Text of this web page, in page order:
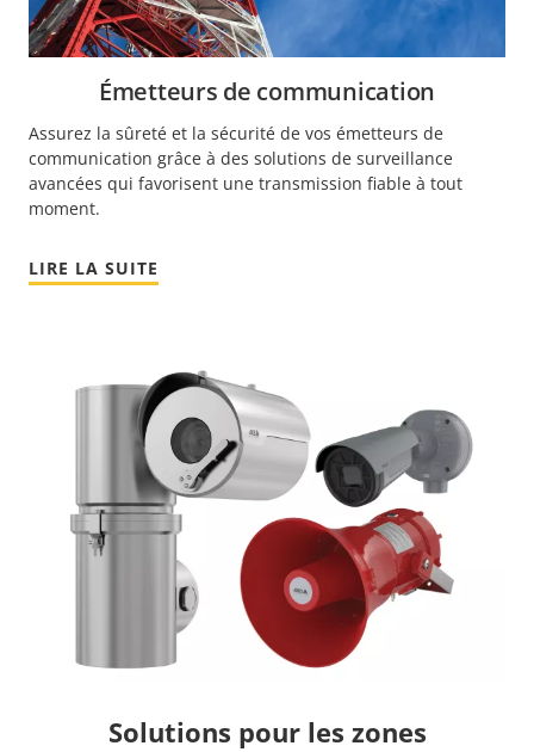
Émetteurs de communication
Assurez la sûreté et la sécurité de vos émetteurs de
communication grâce à des solutions de surveillance
avancées qui favorisent une transmission fiable à tout
moment.
LIRE LA SUITE
Solutions pour les zones